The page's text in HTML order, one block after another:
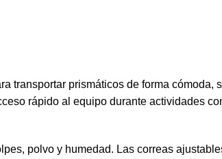
transportar prismáticos de forma cómoda,
rápido al equipo durante actividades
polvo y humedad. Las correas